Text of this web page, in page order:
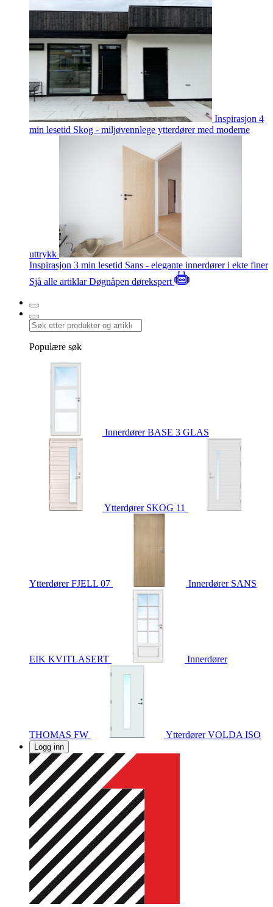
Inspirasjon 4
min lesetid Skog - miljøvennlege ytterdører med moderne
uttrykk
Inspirasjon 3 min lesetid Sans - elegante innerdører i ekte finer
Sjå alle artiklarDøgnåpen dørekspert
Populære søk
InnerdørerBASE 3 GLAS
Ytterdører SKOG 11
YtterdørerFJELL 07 Innerdører SANS
EIK KVITLASERT Innerdører
THOMAS FW YtterdørerVOLDA ISO
Logg inn